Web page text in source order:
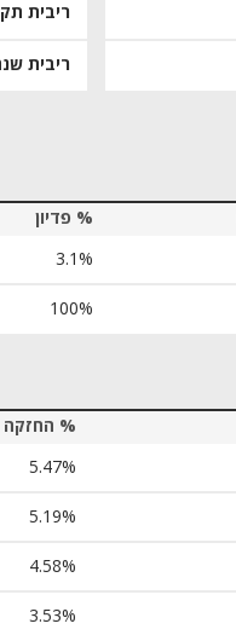
ריבית
ריבית
% פדיון
3.1%
100%
% החזקה
5.47%
5.19%
4.58%
3.53%